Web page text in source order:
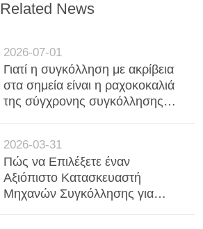
Related News
2026-07-01
Γιατί η συγκόλληση με ακρίβεια
στα σημεία είναι η ραχοκοκαλιά
της σύγχρονης συγκόλλησης
βιομηχανία
2026-03-31
Πώς να Επιλέξετε έναν
Αξιόπιστο Κατασκευαστή
Μηχανών Συγκόλλησης για